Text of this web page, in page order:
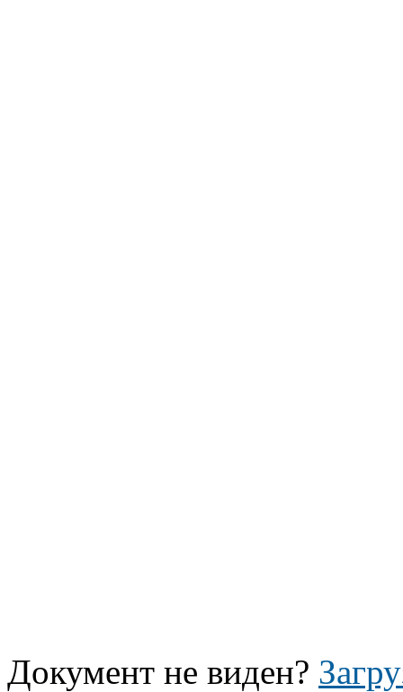
Документ не виден?